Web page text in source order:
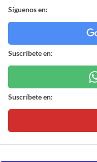
Síguenos en:
Suscríbete en:
Suscríbete en: